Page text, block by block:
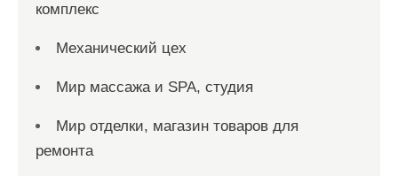
комплекс
Механический цех
Мир массажа и SPA, студия
Мир отделки, магазин товаров для
ремонта